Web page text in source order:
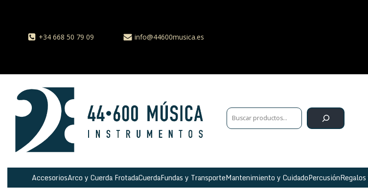
+34 668 50 79 09 info@44600musica.es
AccesoriosArco y Cuerda FrotadaCuerdaFundas y TransporteMantenimiento y CuidadoPercusión